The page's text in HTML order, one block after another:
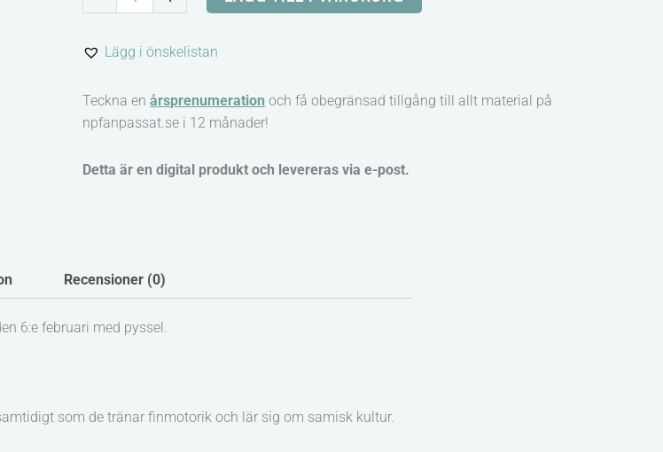
flagga
Pyssel
bildstöd
mängd
Lägg i önskelistan
Teckna enårsprenumeration och få obegränsad tillgång till allt material på
npfanpassat.se i 12 månader!
Detta är en digital produkt och levereras via e-post.
Recensioner (0)
6:e februari med pyssel.
som de tränar finmotorik och lär sig om samisk kultur.